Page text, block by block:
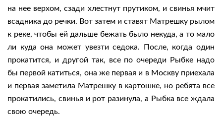
на нее верхом, сзади хлестнут прутиком, и свинья мчит
всадника до речки. Вот затем и ставят Матрешку рылом
к реке, чтобы ей дальше бежать было некуда, а то мало
ли куда она может увезти седока. После, когда один
прокатится, и другой так, все по очереди Рыбке надо
бы первой катиться, она же первая и в Москву приехала
и первая заметила Матрешку в картошке, но ребята все
прокатились, свинья и рот разинула, а Рыбка все ждала
свою очередь.